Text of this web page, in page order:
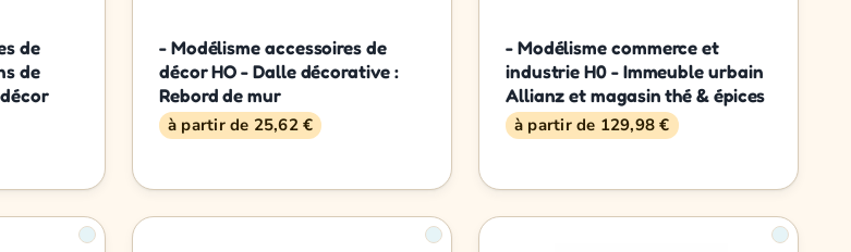
de
de
- Modélisme accessoires de
décor HO - Dalle décorative :
Rebord de mur
à partir de 25,62 €
- Modélisme commerce et
industrie H0 - Immeuble urbain
Allianz et magasin thé & épices
à partir de 129,98 €